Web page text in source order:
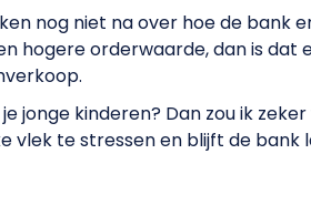
nog niet na over hoe de bank
hogere orderwaarde, dan is dat
je jonge kinderen? Dan zou ik
vlek te stressen en blijft de bank